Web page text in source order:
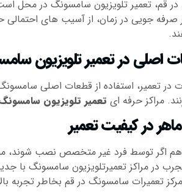
قم، تعمیر تلویزیون سامسونگ در محل
صرفه جویی در زمان، از آسیب های
اصلی در تعمیر تلویزیون
در تعمیر، استفاده از قطعات اصلی
مراکز حرفه ای تعمیر تلویزیون
در کیفیت تعمیر
اگر توسط فرد غیر متخصص نصب شوند،
در مراکز تعمیرتلویزیون سامسونگ با
تعمیرات سامسونگ در قم بخاطر تجربه